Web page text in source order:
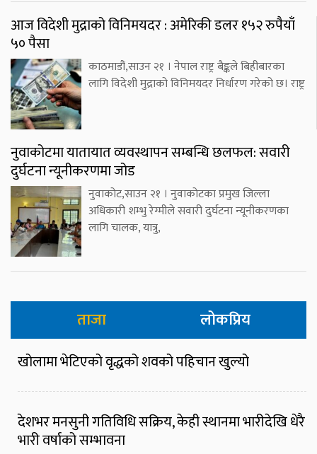
आज विदेशी मुद्राको विनिमयदर : अमेरिकी डलर १५२ रुपैयाँ
५० पैसा
काठमाडौं,साउन २१ । नेपाल राष्ट्र बैङ्कले बिहीबारका
लागि विदेशी मुद्राको विनिमयदर निर्धारण गरेको छ। राष्ट्र
नुवाकोटमा यातायात व्यवस्थापन सम्बन्धि छलफल: सवारी
दुर्घटना न्यूनीकरणमा जोड
नुवाकोट,साउन २१ । नुवाकोटका प्रमुख जिल्ला
अधिकारी शम्भु रेग्मीले सवारी दुर्घटना न्यूनीकरणका
लागि चालक, यात्रु,
ताजा लोकप्रिय
खोलामा भेटिएको वृद्धको शवको पहिचान खुल्यो
देशभर मनसुनी गतिविधि सक्रिय, केही स्थानमा भारीदेखि धेरै
भारी वर्षाको सम्भावना